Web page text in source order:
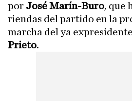
por José Marín-Buro, que
riendas del partido en la
marcha del ya expresidente
Prieto.